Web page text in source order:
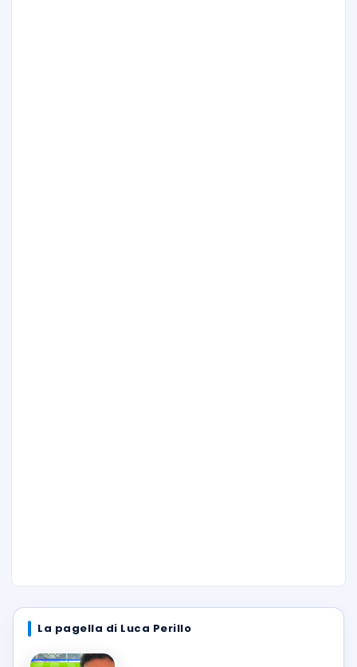
La pagella di Luca Perillo